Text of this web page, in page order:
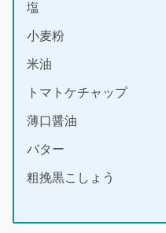
塩
小麦粉
米油
トマトケチャップ
薄口醤油
バター
粗挽黒こしょう